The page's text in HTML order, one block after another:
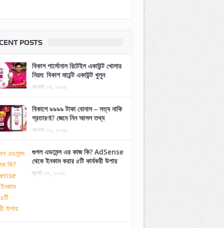
POSTS
বিকাশ পার্সোনাল রিটেইল একাউন্ট খোলার
নিয়ম: বিকাশ মার্চেন্ট একাউন্ট খুলুন
আগস্ট ০৪, ২০২৬
বিকাশে ৯৯৯৯ টাকা বোনাস – সত্য নাকি
প্রতারণা? জেনে নিন আসল তথ্য
আগস্ট ০২, ২০২৬
গুগল এডসেন্স এর কাজ কি? AdSense
থেকে ইনকাম করার ৫টি কার্যকরী উপায়
জুলাই ৩০, ২০২৬